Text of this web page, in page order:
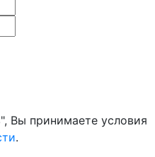
Вы принимаете условия
.